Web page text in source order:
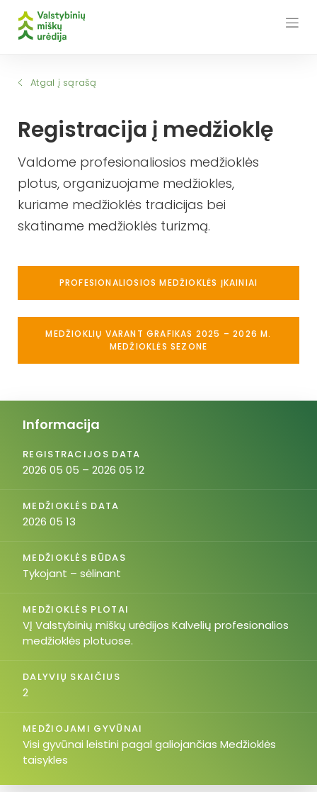
Atgal į sąrašą
Registracija į medžioklę
Valdome profesionaliosios medžioklės
plotus, organizuojame medžiokles,
kuriame medžioklės tradicijas bei
skatiname medžioklės turizmą.
PROFESIONALIOSIOS MEDŽIOKLĖS ĮKAINIAI
MEDŽIOKLIŲ VARANT GRAFIKAS 2025 – 2026 M.
MEDŽIOKLĖS SEZONE
Informacija
REGISTRACIJOS DATA
2026 05 05 – 2026 05 12
MEDŽIOKLĖS DATA
2026 05 13
MEDŽIOKLĖS BŪDAS
Tykojant – sėlinant
MEDŽIOKLĖS PLOTAI
VĮ Valstybinių miškų urėdijos Kalvelių profesionalios
medžioklės plotuose.
DALYVIŲ SKAIČIUS
2
MEDŽIOJAMI GYVŪNAI
Visi gyvūnai leistini pagal galiojančias Medžioklės
taisykles